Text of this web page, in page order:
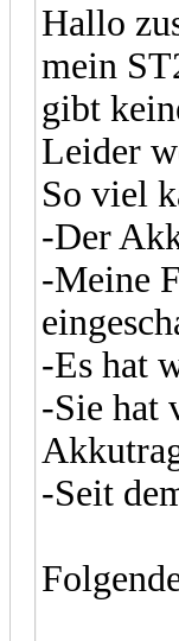
Hallo
mein
gibt
Leider
So viel
-Der
-Meine
-Es hat
-Sie hat
-Seit